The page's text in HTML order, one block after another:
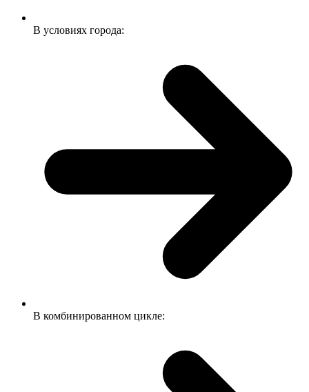
В условиях города:
В комбинированном цикле: